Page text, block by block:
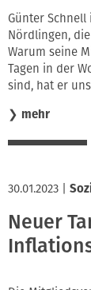
Günter
Nördlingen,
Warum seine
Tagen in der
sind, hat er
❯ mehr
30.01.2023
Neuer